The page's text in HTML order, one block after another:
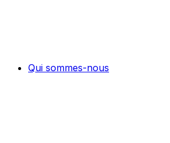
Qui sommes-nous